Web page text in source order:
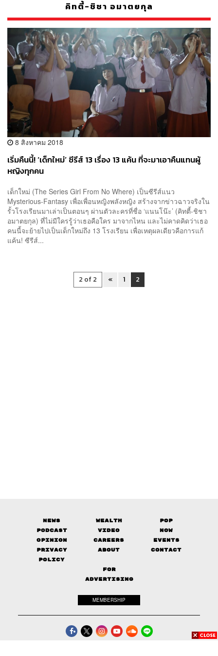
คิทตี้-ชิชา อมาตยกุล
8 สิงหาคม 2018
เริ่มคืนนี้! ‘เด็กใหม่’ ซีรีส์ 13 เรื่อง 13 แค้น ที่จะมาเอาคืนแทนผู้
หญิงทุกคน
เด็กใหม่ (The Series Girl From No Where) เป็นซีรีส์แนว
Mysterious-Fantasy เพื่อเพื่อนหญิงพลังหญิง สร้างจากข่าวฉาวจริงใน
รั้วโรงเรียนมาเล่าเป็นตอนๆ ผ่านตัวละครที่ชื่อ ‘แนนโน๊ะ’ (คิทตี้-ชิชา
อมาตยกุล) ที่ไม่มีใครรู้ว่าเธอคือใคร มาจากไหน และไม่คาดคิดว่าเธอ
คนนี้จะย้ายไปเป็นเด็กใหม่ถึง 13 โรงเรียน เพื่อเหตุผลเดียวคือการแก้
แค้น! ซีรีส์...
2 of 2 « 1 2
News Wealth
Pop
Podcast
Video
Now
Opinion
Careers
Events
Privacy
Policy
About Contact
FOR
ADVERTISING
MEMBERSHIP